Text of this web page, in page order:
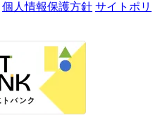
個人情報保護方針 サイトポリ